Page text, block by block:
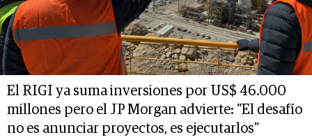
El RIGI ya suma inversiones por US$ 46.000
millones pero el JP Morgan advierte: "El desafío
no es anunciar proyectos, es ejecutarlos"